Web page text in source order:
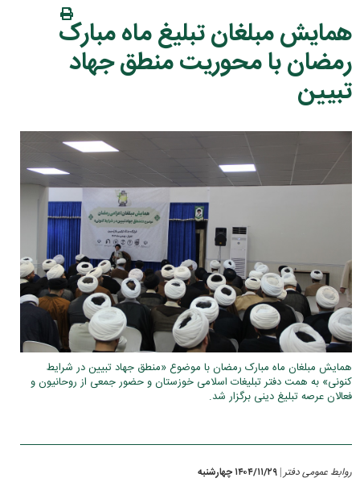
همایش مبلغان تبلیغ ماه مبارک
رمضان با محوریت منطق جهاد
تبیین
همایش مبلغان ماه مبارک رمضان با موضوع «منطق جهاد تبیین در شرایط
کنونی» به همت دفتر تبلیغات اسلامی خوزستان و حضور جمعی از روحانیون و
فعالان عرصه تبلیغ دینی برگزار شد.
روابط عمومی دفتر ۱۴۰۴/۱۱/۲۹ چهارشنبه